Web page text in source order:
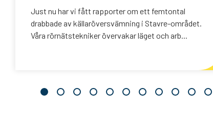
Just nu har vi fått rapporter om ett femtontal
drabbade av källaröversvämning i Stavre-området.
Våra rörnätstekniker övervakar läget och arb...